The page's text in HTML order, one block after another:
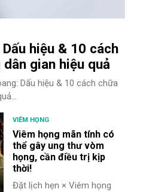
hiệu & 10 cách
gian hiệu quả
Dấu hiệu & 10 cách chữa
VIÊM HỌNG
Viêm họng mãn tính có
thể gây ung thư vòm
họng, cần điều trị kịp
thời!
Đặt lịch hẹn × Viêm họng